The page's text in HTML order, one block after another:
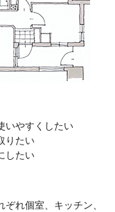
いやすくしたい
りたい
したい
れ個室、キッチン、